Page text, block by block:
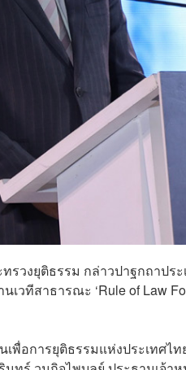
วงยุติธรรม กล่าวปาฐกถาปร
วทีสาธารณะ ‘Rule of Law
อการยุติธรรมแห่งประเทศไท